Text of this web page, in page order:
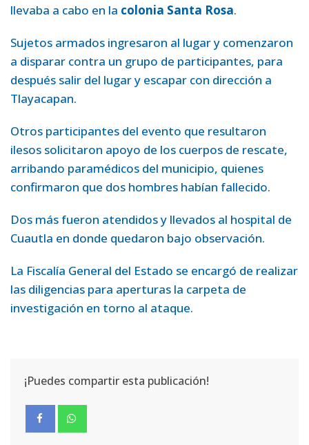
llevaba a cabo en la colonia Santa Rosa.
Sujetos armados ingresaron al lugar y comenzaron
a disparar contra un grupo de participantes, para
después salir del lugar y escapar con dirección a
Tlayacapan.
Otros participantes del evento que resultaron
ilesos solicitaron apoyo de los cuerpos de rescate,
arribando paramédicos del municipio, quienes
confirmaron que dos hombres habían fallecido.
Dos más fueron atendidos y llevados al hospital de
Cuautla en donde quedaron bajo observación.
La Fiscalía General del Estado se encargó de realizar
las diligencias para aperturas la carpeta de
investigación en torno al ataque.
¡Puedes compartir esta publicación!